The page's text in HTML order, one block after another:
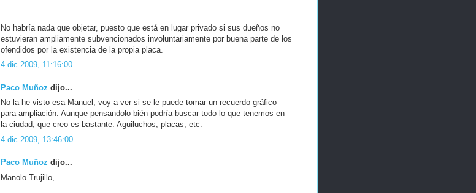
No habría nada que objetar, puesto que está en lugar privado si sus dueños no
estuvieran ampliamente subvencionados involuntariamente por buena parte de los
ofendidos por la existencia de la propia placa.
4 dic 2009, 11:16:00
Paco Muñoz dijo...
No la he visto esa Manuel, voy a ver si se le puede tomar un recuerdo gráfico
para ampliación. Aunque pensandolo bién podría buscar todo lo que tenemos en
la ciudad, que creo es bastante. Aguiluchos, placas, etc.
4 dic 2009, 13:46:00
Paco Muñoz dijo...
Manolo Trujillo,